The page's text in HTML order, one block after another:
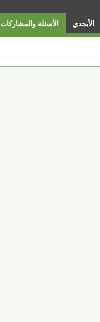
الأسئلة والمشاركات الأبجدي